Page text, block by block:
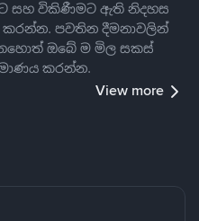
සහ විකිණීමට ඇති නිදහස
කරන්න. පවතින දීමනාවලින්
ඔබේ ම මිල සකස්
කරන්න.
View more